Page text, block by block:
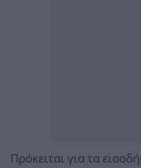
Πρόκειται για τα